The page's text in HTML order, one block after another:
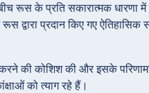
रूस के प्रति सकारात्मक धारणा में
द्वारा प्रदान किए गए
की कोशिश की और इसके
को त्याग रहे हैं।